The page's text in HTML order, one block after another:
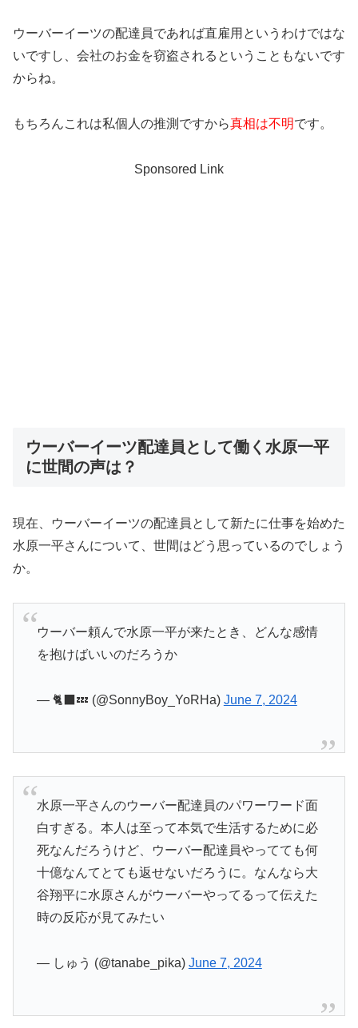
ウーバーイーツの配達員であれば直雇用というわけではな
いですし、会社のお金を窃盗されるということもないです
からね。
もちろんこれは私個人の推測ですから真相は不明です。
Sponsored Link
ウーバーイーツ配達員として働く水原一平
に世間の声は？
現在、ウーバーイーツの配達員として新たに仕事を始めた
水原一平さんについて、世間はどう思っているのでしょう
か。
ウーバー頼んで水原一平が来たとき、どんな感情
を抱けばいいのだろうか
— 🐈‍⬛💤 (@SonnyBoy_YoRHa) June 7, 2024
水原一平さんのウーバー配達員のパワーワード面
白すぎる。本人は至って本気で生活するために必
死なんだろうけど、ウーバー配達員やってても何
十億なんてとても返せないだろうに。なんなら大
谷翔平に水原さんがウーバーやってるって伝えた
時の反応が見てみたい
— しゅう (@tanabe_pika) June 7, 2024